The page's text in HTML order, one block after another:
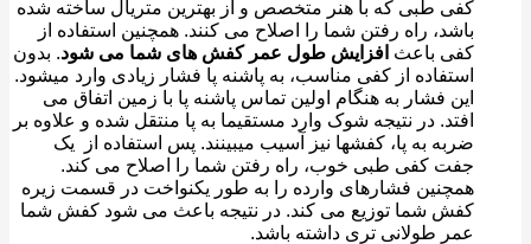
کفی طبی که با هنر متخصص ‌و از بهترین متریال ساخته شده
باشد‌، راه رفتن شما را اصلاح می کنند. همچنین استفاده از
کفی باعثافزایش طول عمر کفش های شما می شود . بدون
استفاده از کفی مناسب، به پاشنه پا فشار زیادی وارد میشود.
این فشار به هنگام اولین تماس پاشنه پا با زمین اتفاق می
افتد. در نتیجه شوک وارد مستقیما به پا منتقل شده و علاوه بر
ضربه به پا، کفشها نیز آسیب میبینند. پس استفاده از یک
جفت کفی طبی خوب، راه رفتن شما را اصلاح می کند.
همچنین فشارهای وارده را به طور یکنواخت در قسمت زیره
کفش شما توزیع می کند. در نتیجه باعث می شود کفش شما
عمر طولانی تری داشته باشد.